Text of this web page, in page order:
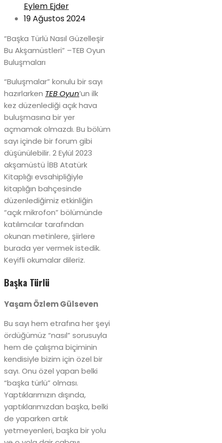
Eylem Ejder
19 Ağustos 2024
“Başka Türlü Nasıl Güzelleşir
Bu Akşamüstleri” –TEB Oyun
Buluşmaları
“Buluşmalar” konulu bir sayı
hazırlarken TEB Oyun’un ilk
kez düzenlediği açık hava
buluşmasına bir yer
açmamak olmazdı. Bu bölüm
sayı içinde bir forum gibi
düşünülebilir. 2 Eylül 2023
akşamüstü İBB Atatürk
Kitaplığı evsahipliğiyle
kitaplığın bahçesinde
düzenlediğimiz etkinliğin
“açık mikrofon” bölümünde
katılımcılar tarafından
okunan metinlere, şiirlere
burada yer vermek istedik.
Keyifli okumalar dileriz.
Başka Türlü
Yaşam Özlem Gülseven
Bu sayı hem etrafına her şeyi
ördüğümüz “nasıl” sorusuyla
hem de çalışma biçiminin
kendisiyle bizim için özel bir
sayı. Onu özel yapan belki
“başka türlü” olması.
Yaptıklarımızın dışında,
yaptıklarımızdan başka, belki
de yaparken artık
yetmeyenleri, başka bir yolu